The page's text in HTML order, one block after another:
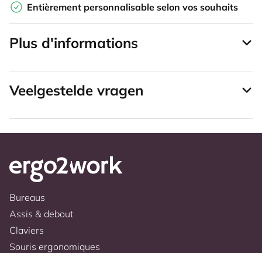
Entièrement personnalisable selon vos souhaits
Plus d'informations
Veelgestelde vragen
Bureaus
Assis & debout
Claviers
Souris ergonomiques